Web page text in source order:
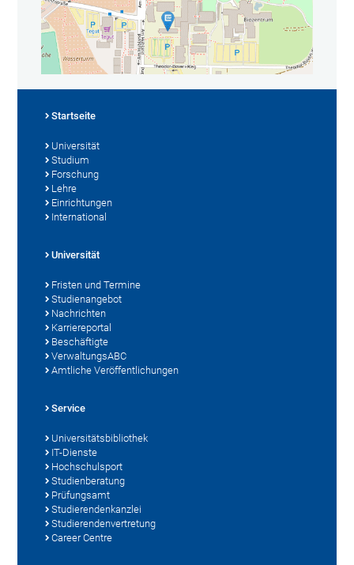
Startseite
Universität
Studium
Forschung
Lehre
Einrichtungen
International
Universität
Fristen und Termine
Studienangebot
Nachrichten
Karriereportal
Beschäftigte
VerwaltungsABC
Amtliche Veröffentlichungen
Service
Universitätsbibliothek
IT-Dienste
Hochschulsport
Studienberatung
Prüfungsamt
Studierendenkanzlei
Studierendenvertretung
Career Centre